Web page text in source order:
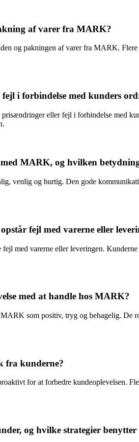
af varer fra MARK?
og pakningen af varer fra MARK.
i forbindelse med kunders
eller fejl i forbindelse med
MARK, og hvilken betydning
venlig og hurtig. Den gode
fejl med varerne eller
med varerne eller leveringen.
med at handle hos MARK?
som positiv, tryg og behagelig.
fra kunderne?
for at forbedre kundeoplevelsen.
og hvilke strategier benytter